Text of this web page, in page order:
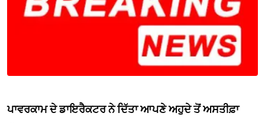
ਪਾਵਰਕਾਮ ਦੇ ਡਾਇਰੈਕਟਰ ਨੇ ਦਿੱਤਾ ਆਪਣੇ ਅਹੁਦੇ ਤੋਂ ਅਸਤੀਫ਼ਾ